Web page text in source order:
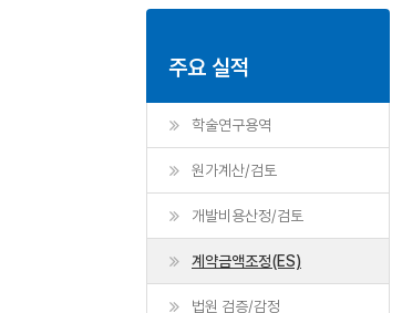
주요 실적
학술연구용역
원가계산/검토
개발비용산정/검토
계약금액조정(ES)
법원 검증/감정